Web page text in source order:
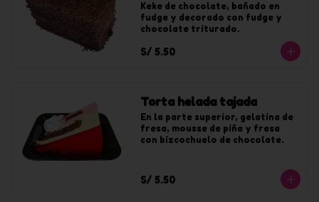
Keke de chocolate, bañado en
fudge y decorado con fudge y
chocolate triturado.
S/ 5.50
Torta helada tajada
En la parte superior, gelatina de
fresa, mousse de piña y fresa
con bizcochuelo de chocolate.
S/ 5.50